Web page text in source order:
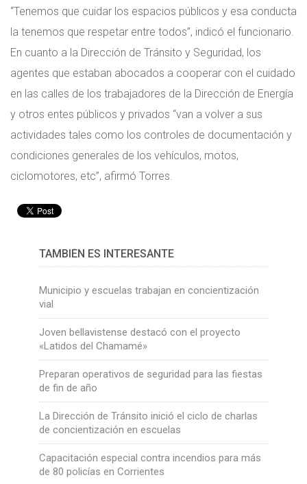
“Tenemos que cuidar los espacios públicos y esa conducta
la tenemos que respetar entre todos”, indicó el funcionario.
En cuanto a la Dirección de Tránsito y Seguridad, los
agentes que estaban abocados a cooperar con el cuidado
en las calles de los trabajadores de la Dirección de Energía
y otros entes públicos y privados “van a volver a sus
actividades tales como los controles de documentación y
condiciones generales de los vehículos, motos,
ciclomotores, etc”, afirmó Torres.
TAMBIÉN ES INTERESANTE
Municipio y escuelas trabajan en concientización
vial
Joven bellavistense destacó con el proyecto
«Latidos del Chamamé»
Preparan operativos de seguridad para las fiestas
de fin de año
La Dirección de Tránsito inició el ciclo de charlas
de concientización en escuelas
Capacitación especial contra incendios para más
de 80 policías en Corrientes